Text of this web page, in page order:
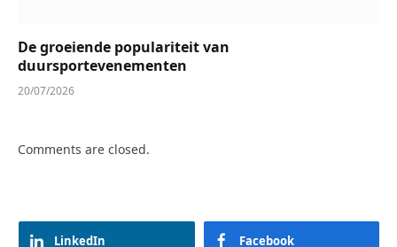
De groeiende populariteit van
duursportevenementen
20/07/2026
Comments are closed.
LinkedIn Facebook